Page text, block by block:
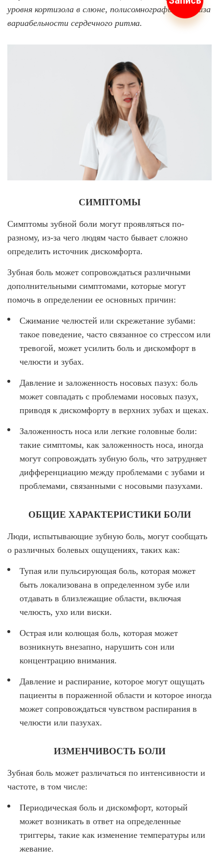
уровня кортизола в слюне, полисомнографии, анализа
вариабельности сердечного ритма.
СИМПТОМЫ
Симптомы зубной боли могут проявляться по-
разному, из-за чего людям часто бывает сложно
определить источник дискомфорта.
Зубная боль может сопровождаться различными
дополнительными симптомами, которые могут
помочь в определении ее основных причин:
Сжимание челюстей или скрежетание зубами:
такое поведение, часто связанное со стрессом или
тревогой, может усилить боль и дискомфорт в
челюсти и зубах.
Давление и заложенность носовых пазух: боль
может совпадать с проблемами носовых пазух,
приводя к дискомфорту в верхних зубах и щеках.
Заложенность носа или легкие головные боли:
такие симптомы, как заложенность носа, иногда
могут сопровождать зубную боль, что затрудняет
дифференциацию между проблемами с зубами и
проблемами, связанными с носовыми пазухами.
ОБЩИЕ ХАРАКТЕРИСТИКИ БОЛИ
Люди, испытывающие зубную боль, могут сообщать
о различных болевых ощущениях, таких как:
Тупая или пульсирующая боль, которая может
быть локализована в определенном зубе или
отдавать в близлежащие области, включая
челюсть, ухо или виски.
Острая или колющая боль, которая может
возникнуть внезапно, нарушить сон или
концентрацию внимания.
Давление и распирание, которое могут ощущать
пациенты в пораженной области и которое иногда
может сопровождаться чувством распирания в
челюсти или пазухах.
ИЗМЕНЧИВОСТЬ БОЛИ
Зубная боль может различаться по интенсивности и
частоте, в том числе:
Периодическая боль и дискомфорт, который
может возникать в ответ на определенные
триггеры, такие как изменение температуры или
жевание.